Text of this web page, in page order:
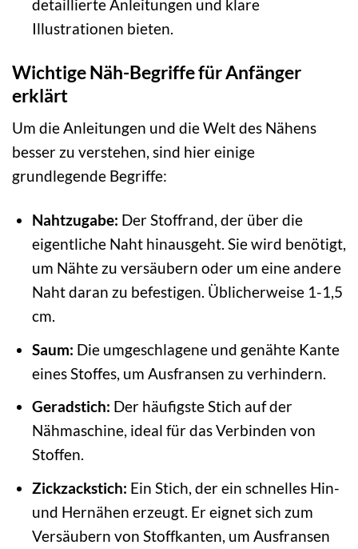
detaillierte Anleitungen und klare
Illustrationen bieten.
Wichtige Näh-Begriffe für Anfänger
erklärt
Um die Anleitungen und die Welt des Nähens
besser zu verstehen, sind hier einige
grundlegende Begriffe:
Nahtzugabe: Der Stoffrand, der über die
eigentliche Naht hinausgeht. Sie wird benötigt,
um Nähte zu versäubern oder um eine andere
Naht daran zu befestigen. Üblicherweise 1-1,5
cm.
Saum: Die umgeschlagene und genähte Kante
eines Stoffes, um Ausfransen zu verhindern.
Geradstich: Der häufigste Stich auf der
Nähmaschine, ideal für das Verbinden von
Stoffen.
Zickzackstich: Ein Stich, der ein schnelles Hin-
und Hernähen erzeugt. Er eignet sich zum
Versäubern von Stoffkanten, um Ausfransen